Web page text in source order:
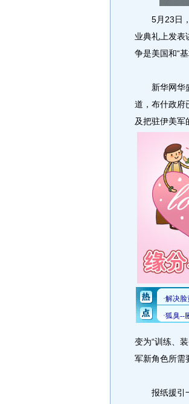
5月23日，
业典礼上发表
争是美国和“
新华网华盛
道，布什政府
及把驻伊美军
变为“训练、
军新角色所需
报纸援引一